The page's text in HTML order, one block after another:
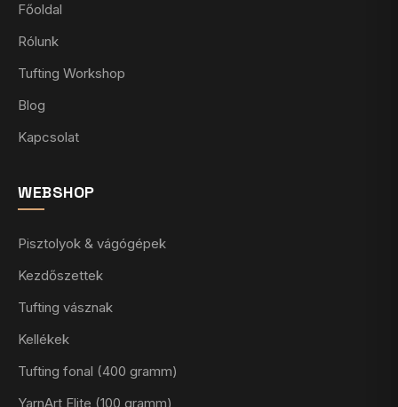
Főoldal
Rólunk
Tufting Workshop
Blog
Kapcsolat
WEBSHOP
Pisztolyok & vágógépek
Kezdőszettek
Tufting vásznak
Kellékek
Tufting fonal (400 gramm)
YarnArt Elite (100 gramm)